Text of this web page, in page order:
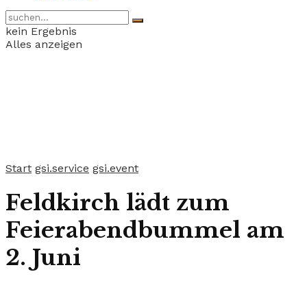
kein Ergebnis
Alles anzeigen
Start gsi.service gsi.event
Feldkirch lädt zum
Feierabendbummel am
2. Juni